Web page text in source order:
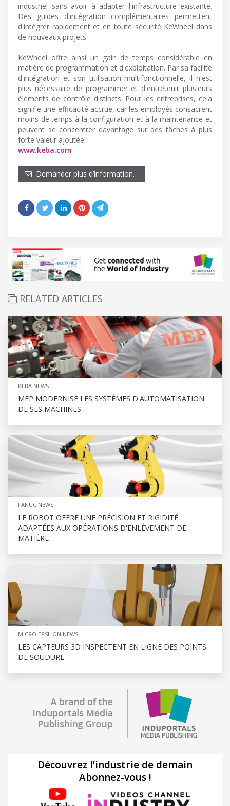
industriel sans avoir à adapter l'infrastructure existante.
Des guides d'intégration complémentaires permettent
d'intégrer rapidement et en toute sécurité KeWheel dans
de nouveaux projets.
KeWheel offre ainsi un gain de temps considérable en
matière de programmation et d'exploitation. Par sa facilité
d'intégration et son utilisation multifonctionnelle, il n'est
plus nécessaire de programmer et d'entretenir plusieurs
éléments de contrôle distincts. Pour les entreprises, cela
signifie une efficacité accrue, car les employés consacrent
moins de temps à la configuration et à la maintenance et
peuvent se concentrer davantage sur des tâches à plus
forte valeur ajoutée.
www.keba.com
Demander plus d’information…
RELATED ARTICLES
KEBA NEWS
MEP MODERNISE LES SYSTÈMES D'AUTOMATISATION
DE SES MACHINES
FANUC NEWS
LE ROBOT OFFRE UNE PRÉCISION ET RIGIDITÉ
ADAPTÉES AUX OPÉRATIONS D'ENLÈVEMENT DE
MATIÈRE
MICRO EPSILON NEWS
LES CAPTEURS 3D INSPECTENT EN LIGNE DES POINTS
DE SOUDURE
Découvrez l’industrie de demain
Abonnez-vous !